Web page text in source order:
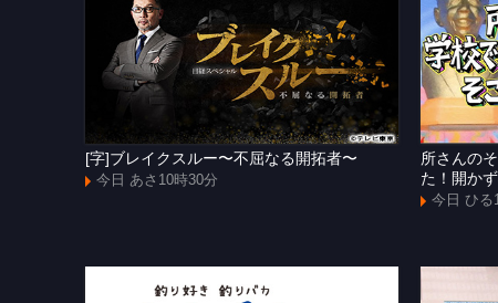
[字]ブレイクスルー〜不屈なる開拓者〜
今日 あさ10時30分
所さんの
た！開か
今日 ひる